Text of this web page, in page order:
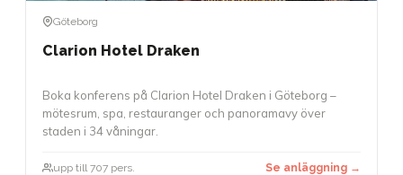
Göteborg
Clarion Hotel Draken
Boka konferens på Clarion Hotel Draken i Göteborg –
mötesrum, spa, restauranger och panoramavy över
staden i 34 våningar.
upp till 707 pers. Se anläggning →